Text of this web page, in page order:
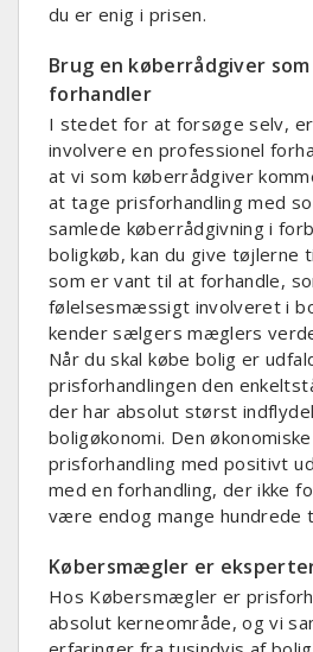
du er enig i prisen.
Brug en køberrådgiver
forhandler
I stedet for at forsøge selv,
involvere en professionel
at vi som køberrådgiver
at tage prisforhandling med
samlede køberrådgivning i
boligkøb, kan du give tøjlerne
som er vant til at forhandle,
følelsesmæssigt involveret i
kender sælgers mæglers
Når du skal købe bolig er
prisforhandlingen den
der har absolut størst
boligøkonomi. Den
prisforhandling med positivt
med en forhandling, der ikke
være endog mange hundrede
Købersmægler er
Hos Købersmægler er
absolut kerneområde, og vi